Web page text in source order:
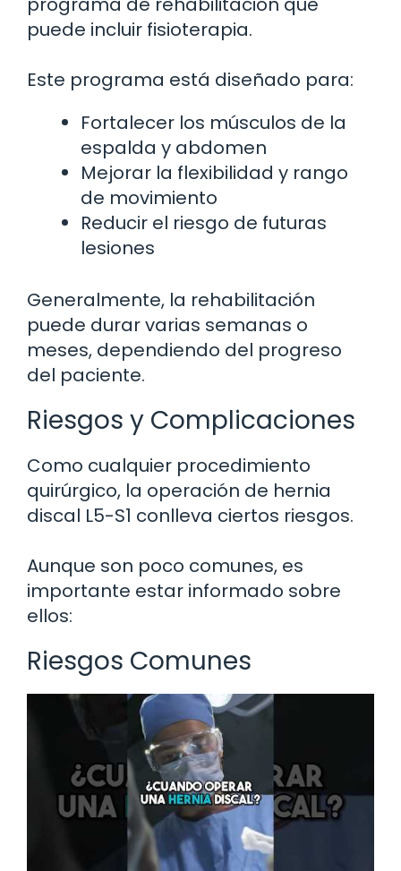
puede incluir fisioterapia.
Este programa está diseñado para:
Fortalecer los músculos de la
espalda y abdomen
Mejorar la flexibilidad y rango
de movimiento
Reducir el riesgo de futuras
lesiones
Generalmente, la rehabilitación
puede durar varias semanas o
meses, dependiendo del progreso
del paciente.
Riesgos y Complicaciones
Como cualquier procedimiento
quirúrgico, la operación de hernia
discal L5-S1 conlleva ciertos riesgos.
Aunque son poco comunes, es
importante estar informado sobre
ellos:
Riesgos Comunes